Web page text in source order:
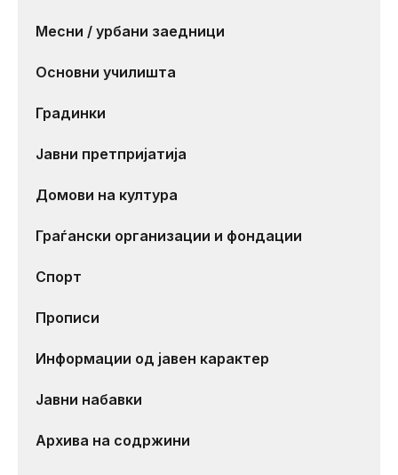
Месни / урбани заедници
Основни училишта
Градинки
Јавни претпријатија
Домови на култура
Граѓански организации и фондации
Спорт
Прописи
Информации од јавен карактер
Јавни набавки
Архива на содржини